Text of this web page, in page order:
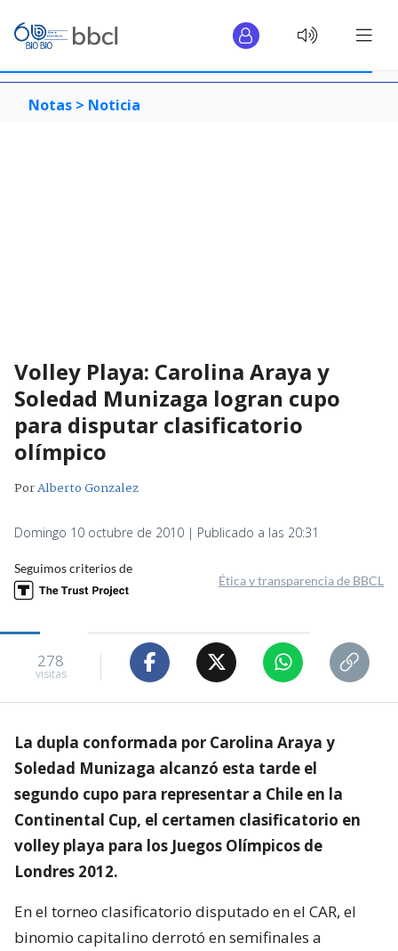
Notas > Noticia
Volley Playa: Carolina Araya y
Soledad Munizaga logran cupo
para disputar clasificatorio
olímpico
PorAlberto Gonzalez
Domingo 10 octubre de 2010 | Publicado a las 20:31
Seguimos criterios de
Ética y transparencia de BBCL
278
visitas
La dupla conformada por Carolina Araya y
Soledad Munizaga alcanzó esta tarde el
segundo cupo para representar a Chile en la
Continental Cup, el certamen clasificatorio en
volley playa para los Juegos Olímpicos de
Londres 2012.
En el torneo clasificatorio disputado en el CAR, el
binomio capitalino derrotó en semifinales a